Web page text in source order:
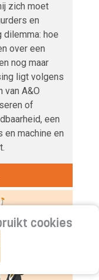
zich moet
en
hoe
over een
nog maar
ligt volgens
van A&O
of
een
en machine en
cookies